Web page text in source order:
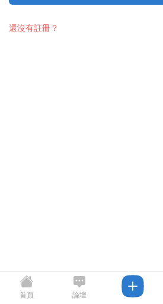
還沒有註冊？
首頁 論壇